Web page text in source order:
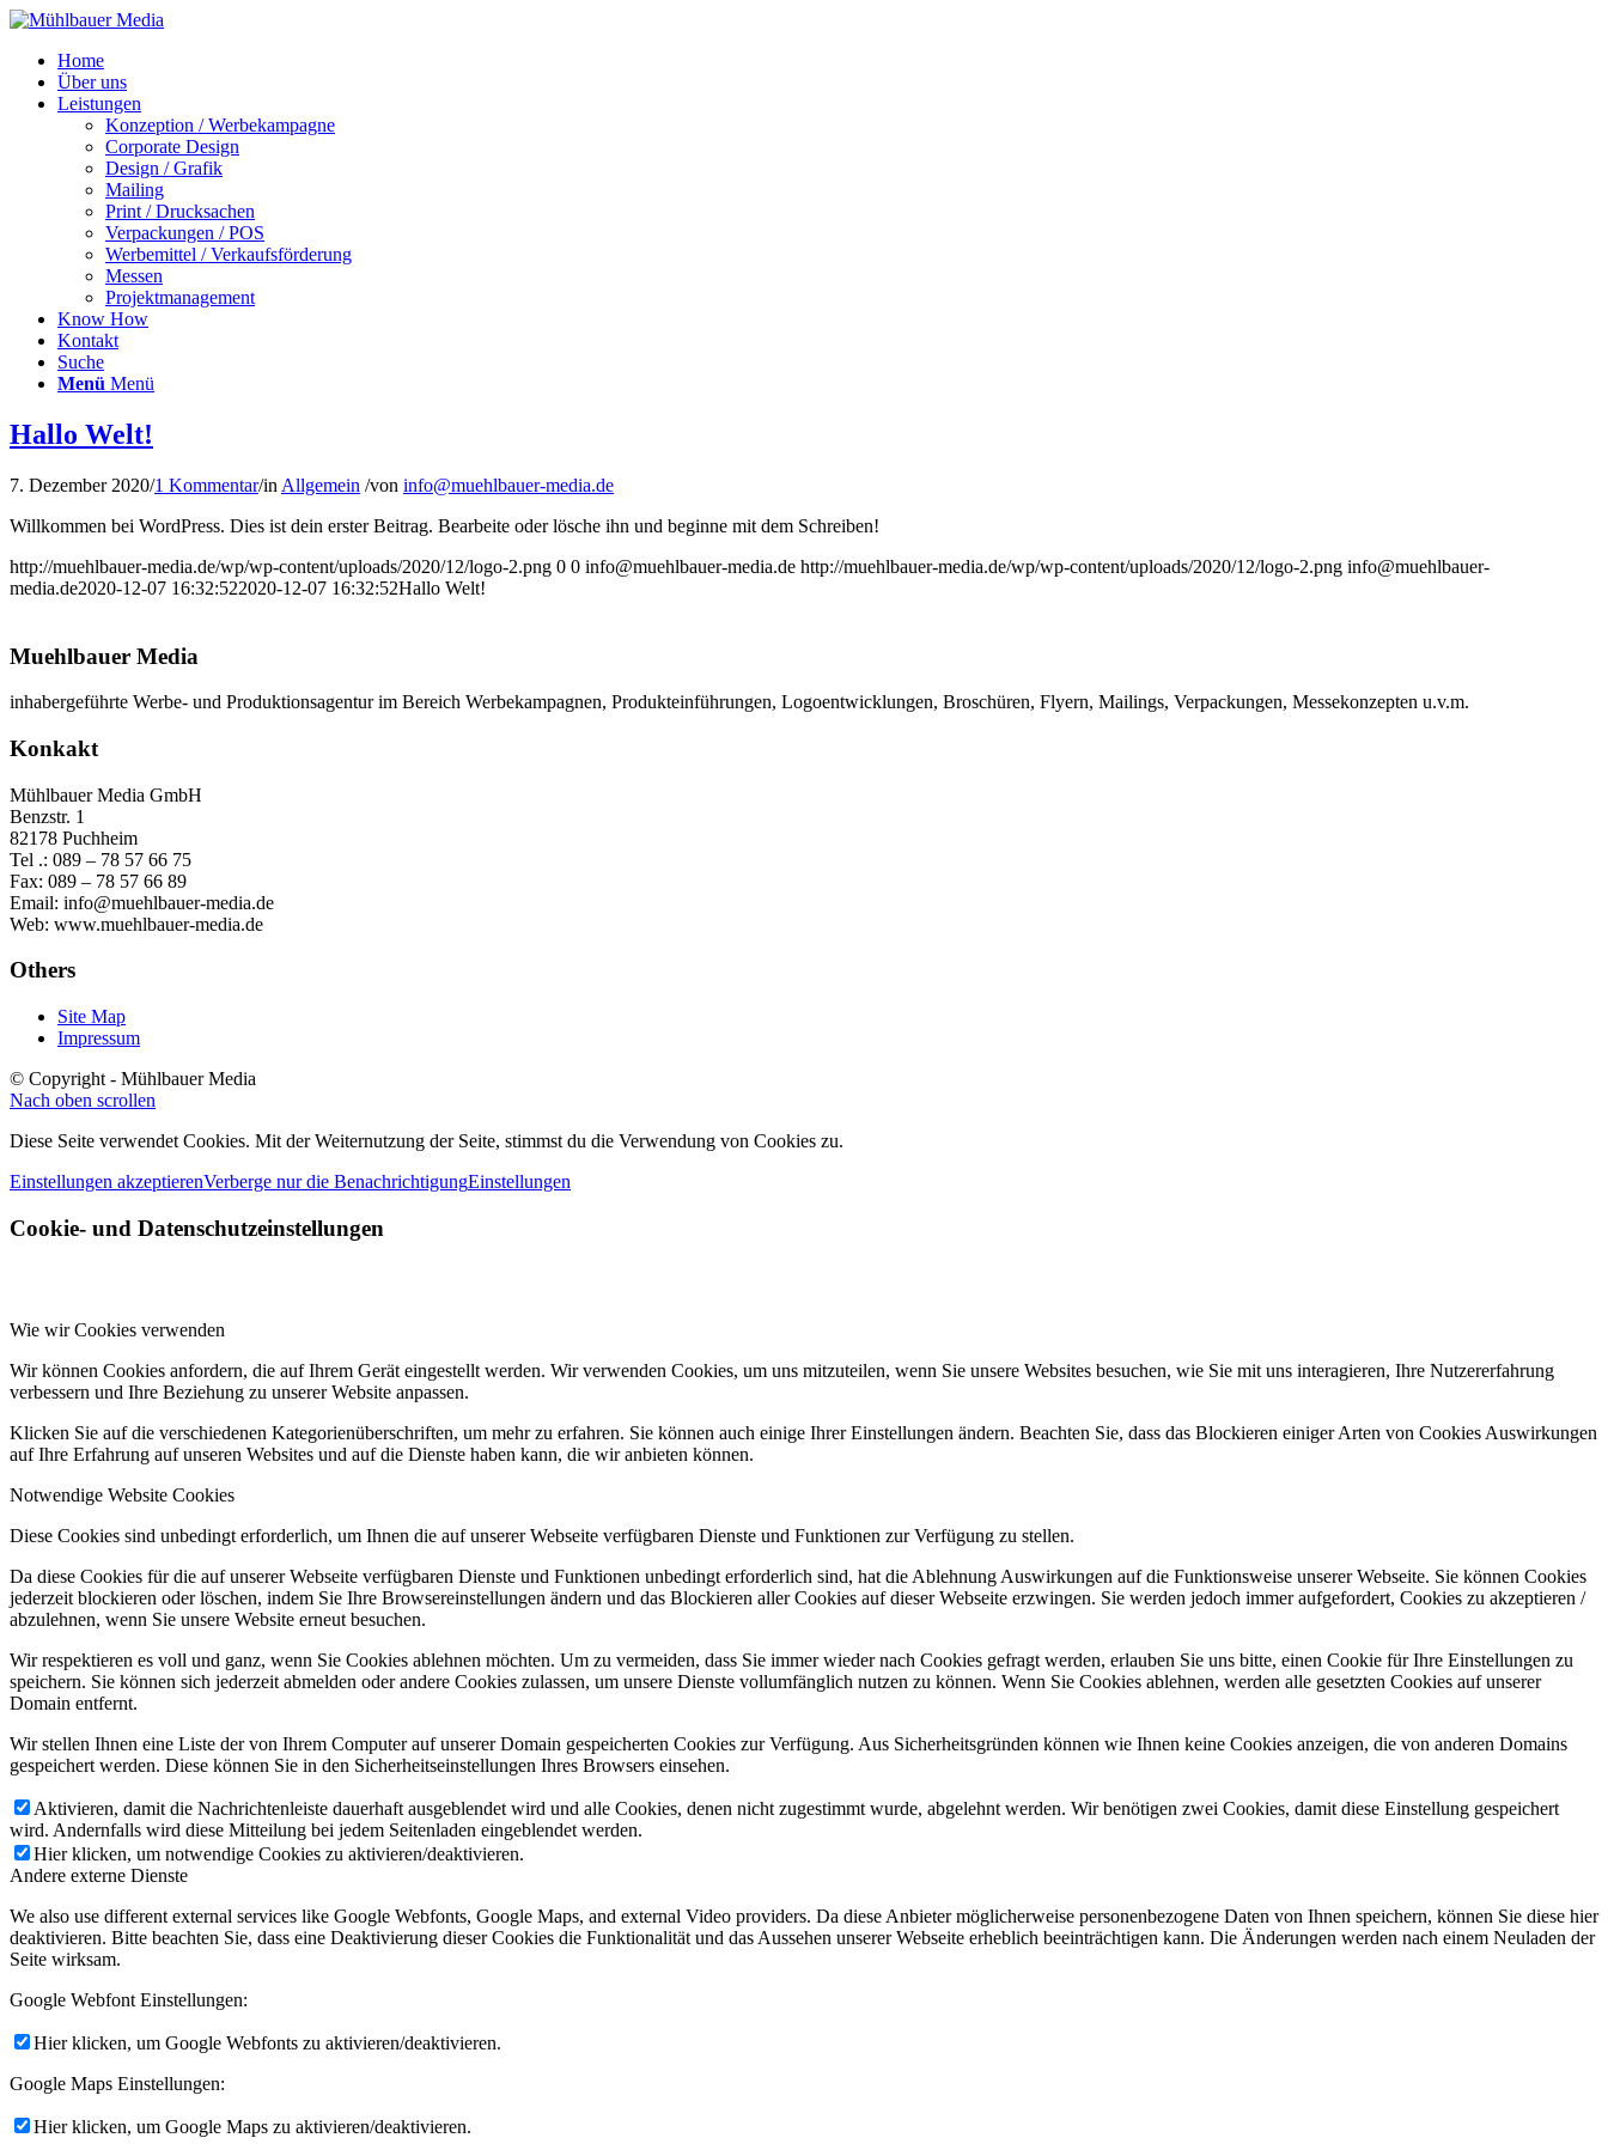
Home
Über uns
Leistungen
Konzeption / Werbekampagne
Corporate Design
Design / Grafik
Mailing
Print / Drucksachen
Verpackungen / POS
Werbemittel / Verkaufsförderung
Messen
Projektmanagement
Know How
Kontakt
Suche
Menü Menü
Hallo Welt!
7. Dezember 2020/1 Kommentar/in Allgemein /von info@muehlbauer-media.de
Willkommen bei WordPress. Dies ist dein erster Beitrag. Bearbeite oder lösche ihn und beginne mit dem Schreiben!
http://muehlbauer-media.de/wp/wp-content/uploads/2020/12/logo-2.png 0 0 info@muehlbauer-media.de http://muehlbauer-media.de/wp/wp-content/uploads/2020/12/logo-2.png info@muehlbauer-
media.de2020-12-07 16:32:522020-12-07 16:32:52Hallo Welt!
Muehlbauer Media
inhabergeführte Werbe- und Produktionsagentur im Bereich Werbekampagnen, Produkteinführungen, Logoentwicklungen, Broschüren, Flyern, Mailings, Verpackungen, Messekonzepten u.v.m.
Konkakt
Mühlbauer Media GmbH
Benzstr. 1
82178 Puchheim
Tel .: 089 – 78 57 66 75
Fax: 089 – 78 57 66 89
Email: info@muehlbauer-media.de
Web: www.muehlbauer-media.de
Others
Site Map
Impressum
© Copyright - Mühlbauer Media
Nach oben scrollen
Diese Seite verwendet Cookies. Mit der Weiternutzung der Seite, stimmst du die Verwendung von Cookies zu.
Einstellungen akzeptierenVerberge nur die BenachrichtigungEinstellungen
Cookie- und Datenschutzeinstellungen
Wie wir Cookies verwenden
Wir können Cookies anfordern, die auf Ihrem Gerät eingestellt werden. Wir verwenden Cookies, um uns mitzuteilen, wenn Sie unsere Websites besuchen, wie Sie mit uns interagieren, Ihre Nutzererfahrung
verbessern und Ihre Beziehung zu unserer Website anpassen.
Klicken Sie auf die verschiedenen Kategorienüberschriften, um mehr zu erfahren. Sie können auch einige Ihrer Einstellungen ändern. Beachten Sie, dass das Blockieren einiger Arten von Cookies Auswirkungen
auf Ihre Erfahrung auf unseren Websites und auf die Dienste haben kann, die wir anbieten können.
Notwendige Website Cookies
Diese Cookies sind unbedingt erforderlich, um Ihnen die auf unserer Webseite verfügbaren Dienste und Funktionen zur Verfügung zu stellen.
Da diese Cookies für die auf unserer Webseite verfügbaren Dienste und Funktionen unbedingt erforderlich sind, hat die Ablehnung Auswirkungen auf die Funktionsweise unserer Webseite. Sie können Cookies
jederzeit blockieren oder löschen, indem Sie Ihre Browsereinstellungen ändern und das Blockieren aller Cookies auf dieser Webseite erzwingen. Sie werden jedoch immer aufgefordert, Cookies zu akzeptieren /
abzulehnen, wenn Sie unsere Website erneut besuchen.
Wir respektieren es voll und ganz, wenn Sie Cookies ablehnen möchten. Um zu vermeiden, dass Sie immer wieder nach Cookies gefragt werden, erlauben Sie uns bitte, einen Cookie für Ihre Einstellungen zu
speichern. Sie können sich jederzeit abmelden oder andere Cookies zulassen, um unsere Dienste vollumfänglich nutzen zu können. Wenn Sie Cookies ablehnen, werden alle gesetzten Cookies auf unserer
Domain entfernt.
Wir stellen Ihnen eine Liste der von Ihrem Computer auf unserer Domain gespeicherten Cookies zur Verfügung. Aus Sicherheitsgründen können wie Ihnen keine Cookies anzeigen, die von anderen Domains
gespeichert werden. Diese können Sie in den Sicherheitseinstellungen Ihres Browsers einsehen.
Aktivieren, damit die Nachrichtenleiste dauerhaft ausgeblendet wird und alle Cookies, denen nicht zugestimmt wurde, abgelehnt werden. Wir benötigen zwei Cookies, damit diese Einstellung gespeichert
wird. Andernfalls wird diese Mitteilung bei jedem Seitenladen eingeblendet werden.
Hier klicken, um notwendige Cookies zu aktivieren/deaktivieren.
Andere externe Dienste
We also use different external services like Google Webfonts, Google Maps, and external Video providers. Da diese Anbieter möglicherweise personenbezogene Daten von Ihnen speichern, können Sie diese hier
deaktivieren. Bitte beachten Sie, dass eine Deaktivierung dieser Cookies die Funktionalität und das Aussehen unserer Webseite erheblich beeinträchtigen kann. Die Änderungen werden nach einem Neuladen der
Seite wirksam.
Google Webfont Einstellungen:
Hier klicken, um Google Webfonts zu aktivieren/deaktivieren.
Google Maps Einstellungen:
Hier klicken, um Google Maps zu aktivieren/deaktivieren.